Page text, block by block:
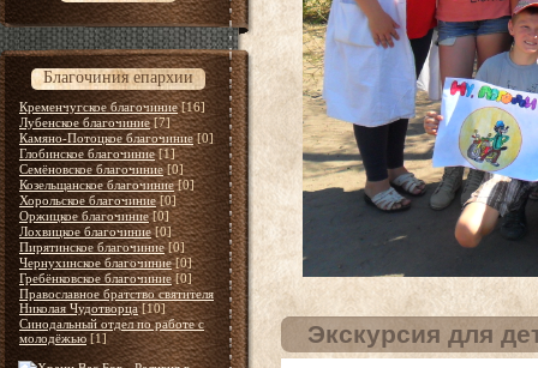
Благочиния епархии
Кременчугское благочиние [16]
Лубенское благочиние [7]
Камяно-Потоцкое благочиние [0]
Глобинское благочиние [1]
Семёновское благочиние [0]
Козельщанское благочиние [0]
Хорольское благочиние [0]
Оржицкое благочиние [0]
Лохвицкое благочиние [0]
Пирятинское благочиние [0]
Чернухинское благочиние [0]
Гребёнковское благочиние [0]
Православное братство святителя
Николая Чудотворца [10]
Синодальный отдел по работе с
молодёжью [1] Экскурсия для